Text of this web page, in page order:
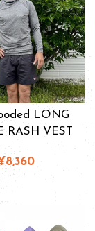
LONG
RASH VEST